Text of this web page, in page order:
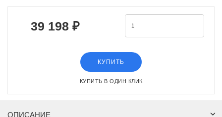
39 198 ₽
КУПИТЬ
КУПИТЬ В ОДИН КЛИК
ОПИСАНИЕ